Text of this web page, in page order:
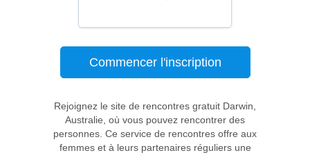
Commencer l'inscription
Rejoignez le site de rencontres gratuit Darwin,
Australie, où vous pouvez rencontrer des
personnes. Ce service de rencontres offre aux
femmes et à leurs partenaires réguliers une